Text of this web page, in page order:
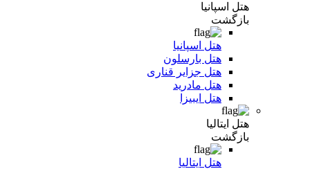
هتل اسپانیا
بازگشت
هتل اسپانیا
هتل بارسلون
هتل جزایر قناری
هتل مادرید
هتل ایبیزا
هتل ایتالیا
بازگشت
هتل ایتالیا